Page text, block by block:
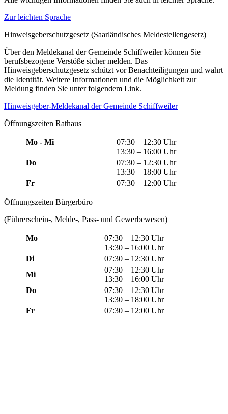
Zur leichten Sprache
Hinweisgeberschutzgesetz (Saarländisches Meldestellengesetz)
Über den Meldekanal der Gemeinde Schiffweiler können Sie
berufsbezogene Verstöße sicher melden. Das
Hinweisgeberschutzgesetz schützt vor Benachteiligungen und wahrt
die Identität. Weitere Informationen und die Möglichkeit zur
Meldung finden Sie unter folgendem Link.
Hinweisgeber-Meldekanal der Gemeinde Schiffweiler
Öffnungszeiten Rathaus
Mo - Mi
07:30 – 12:30 Uhr
13:30 – 16:00 Uhr
Do
07:30 – 12:30 Uhr
13:30 – 18:00 Uhr
Fr
07:30 – 12:00 Uhr
Öffnungszeiten Bürgerbüro
(Führerschein-, Melde-, Pass- und Gewerbewesen)
Mo
07:30 – 12:30 Uhr
13:30 – 16:00 Uhr
Di
07:30 – 12:30 Uhr
Mi
07:30 – 12:30 Uhr
13:30 – 16:00 Uhr
Do
07:30 – 12:30 Uhr
13:30 – 18:00 Uhr
Fr
07:30 – 12:00 Uhr